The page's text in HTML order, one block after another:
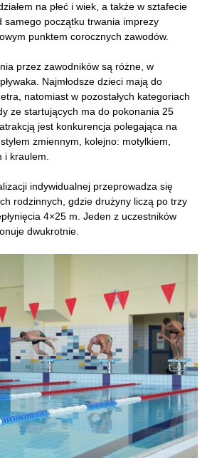
na płeć i wiek, a także w sztafecie
samego początku trwania imprezy
punktem corocznych zawodów.
przez zawodników są różne, w
Najmłodsze dzieci mają do
natomiast w pozostałych kategoriach
ze startujących ma do pokonania 25
jest konkurencja polegająca na
zmiennym, kolejno: motylkiem,
i kraulem.
indywidualnej przeprowadza się
rodzinnych, gdzie drużyny liczą po trzy
4×25 m. Jeden z uczestników
dwukrotnie.